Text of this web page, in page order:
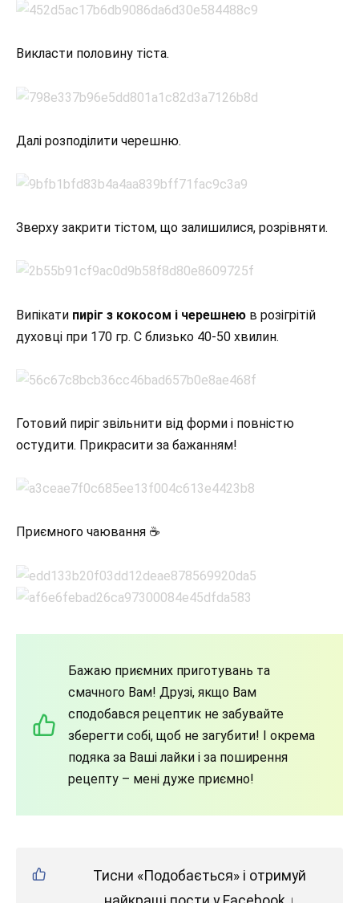
Викласти половину тіста.
Далі розподілити черешню.
Зверху закрити тістом, що залишилися, розрівняти.
Випікати пиріг з кокосом і черешнею в розігрітій
духовці при 170 гр. С близько 40-50 хвилин.
Готовий пиріг звільнити від форми і повністю
остудити. Прикрасити за бажанням!
Приємного чаювання ☕
Бажаю приємних приготувань та
смачного Вам! Друзі, якщо Вам
сподобався рецептик не забувайте
зберегти собі, щоб не загубити! І окрема
подяка за Ваші лайки і за поширення
рецепту – мені дуже приємно!
Тисни «Подобається» і отримуй